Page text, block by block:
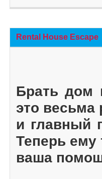
Rental House Escape
Брать дом
это весьма
и главный
Теперь ему
ваша